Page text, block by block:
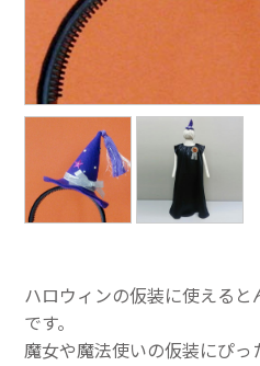
ハロウィンの仮装に使えると
です。
魔女や魔法使いの仮装にぴっ